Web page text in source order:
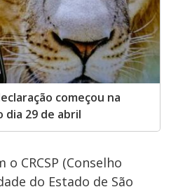
começou na
dia 29 de abril
CRCSP (Conselho
do Estado de São